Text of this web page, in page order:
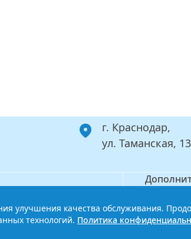
г. Краснодар,
ул. Таманская,
Филиал
медицинский колледжПолитика
улучшения качества обслуживания.
технологий. Политика